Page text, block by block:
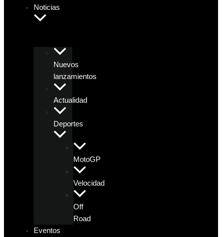
Noticias
Nuevos
lanzamientos
Actualidad
Deportes
MotoGP
Velocidad
Off
Road
Eventos